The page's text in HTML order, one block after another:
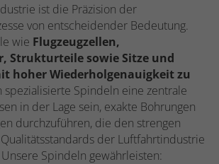
ist die Präzision der
von entscheidender Bedeutung.
wie Flugzeugzellen,
Strukturteile sowie Sitze und
hoher Wiederholgenauigkeit zu
spezialisierte Spindeln eine zentrale
in der Lage sein, exakte Bohrungen
durchzuführen, die den strengen
der Luftfahrtindustrie
Spindeln gewährleisten: